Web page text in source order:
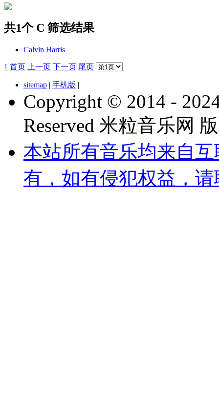
共1个 C 筛选结果
Calvin Harris
1 首页 上一页 下一页 尾页
sitemap | 手机版 |
Copyright © 2014 -
Reserved 米粒音乐网
本站所有音乐均来自
有，如有侵犯权益，